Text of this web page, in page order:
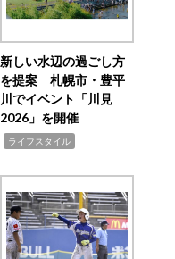
新しい水辺の過ごし方
を提案 札幌市・豊平
川でイベント「川見
2026」を開催
ライフスタイル